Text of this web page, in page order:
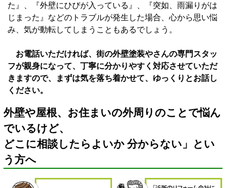
た』、『外壁にひびが入っている』、『突如、雨漏りがは
じまった』などのトラブルが発生した場合、心から思い悩
み、気が動転してしまうこともあるでしょう。
お電話いただければ、街の外壁塗装やさんの専門スタッ
フが親身になって、丁寧に分かりやすく対応させていただ
きますので、まずは気を落ち着かせて、ゆっくりとお話し
ください。
外壁や屋根、お住まいの外周りのことで悩ん
でいるけど、
どこに相談したらよいか 分からない」とい
う方へ